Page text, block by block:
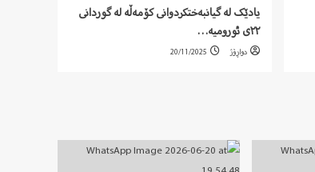
یادێک لە گیانبەختکردوانی کۆمەڵە لە گوردانی
٢٢ی ئورومیە…
دواڕۆژ 20/11/2025